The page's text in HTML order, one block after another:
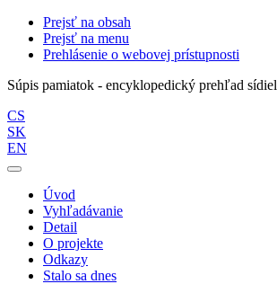
Prejsť na obsah
Prejsť na menu
Prehlásenie o webovej prístupnosti
Súpis pamiatok - encyklopedický prehľad sídiel
CS
SK
EN
Úvod
Vyhľadávanie
Detail
O projekte
Odkazy
Stalo sa dnes